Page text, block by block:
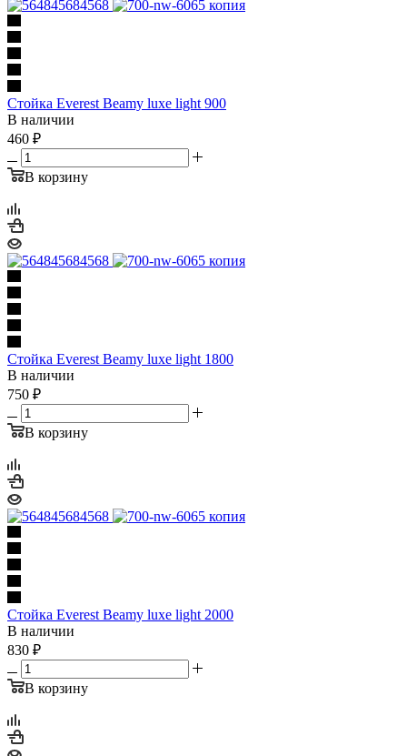
Стойка Everest Beamy luxe light 900
В наличии
460 ₽
В корзину
Стойка Everest Beamy luxe light 1800
В наличии
750 ₽
В корзину
Стойка Everest Beamy luxe light 2000
В наличии
830 ₽
В корзину